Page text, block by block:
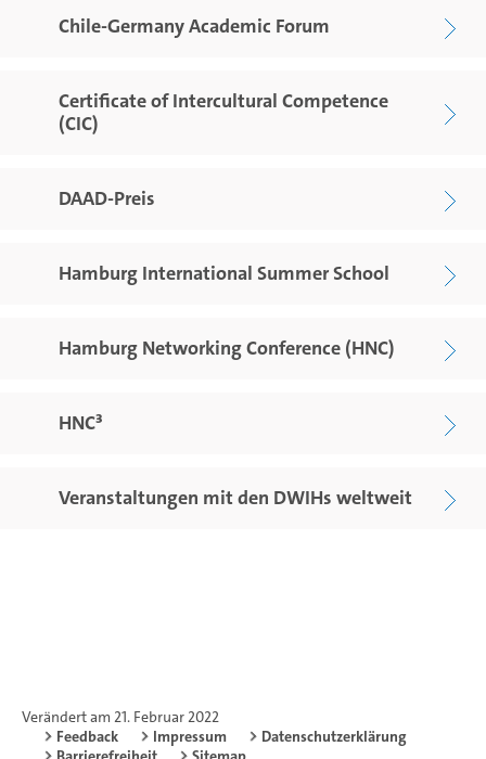
Chile-Germany Academic Forum
Certificate of Intercultural Competence
(CIC)
DAAD-Preis
Hamburg International Summer School
Hamburg Networking Conference (HNC)
HNC³
Veranstaltungen mit den DWIHs weltweit
Verändert am 21. Februar 2022
Feedback
Impressum
Datenschutzerklärung